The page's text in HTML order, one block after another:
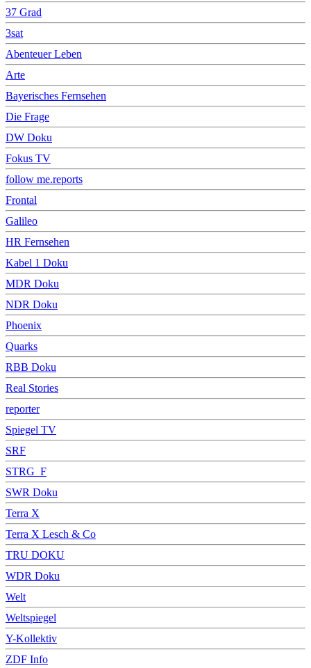
37 Grad
3sat
Abenteuer Leben
Arte
Bayerisches Fernsehen
Die Frage
DW Doku
Fokus TV
follow me.reports
Frontal
Galileo
HR Fernsehen
Kabel 1 Doku
MDR Doku
NDR Doku
Phoenix
Quarks
RBB Doku
Real Stories
reporter
Spiegel TV
SRF
STRG_F
SWR Doku
Terra X
Terra X Lesch & Co
TRU DOKU
WDR Doku
Welt
Weltspiegel
Y-Kollektiv
ZDF Info